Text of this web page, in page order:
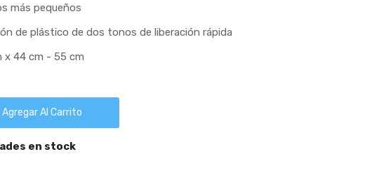
más pequeños
de plástico de dos tonos de liberación rápida
x 44 cm - 55 cm
Agregar Al Carrito
en stock